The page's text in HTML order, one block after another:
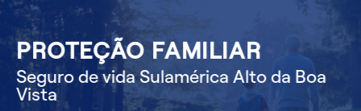
PROTEÇÃO FAMILIAR
Seguro de vida Sulamérica Alto da Boa
Vista